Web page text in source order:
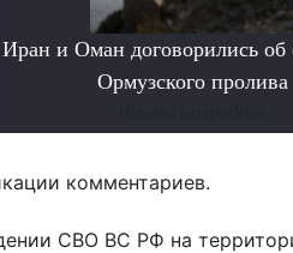
Иран и Оман договорились об
Ормузского пролива
комментариев.
СВО ВС РФ на